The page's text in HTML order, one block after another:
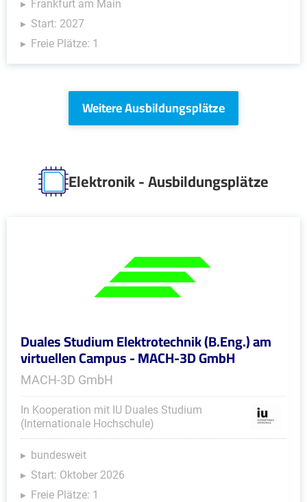
Frankfurt am Main
Start: 2027
Freie Plätze: 1
Weitere Ausbildungsplätze
Elektronik - Ausbildungsplätze
Duales Studium Elektrotechnik (B.Eng.) am
virtuellen Campus - MACH-3D GmbH
MACH-3D GmbH
In Kooperation mit IU Duales Studium
(Internationale Hochschule)
bundesweit
Start: Oktober 2026
Freie Plätze: 1